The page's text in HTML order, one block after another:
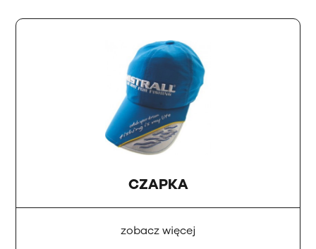
CZAPKA
zobacz więcej